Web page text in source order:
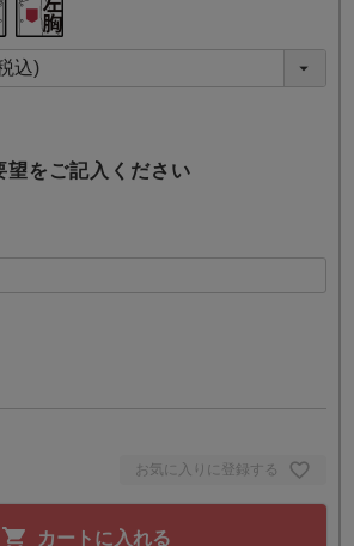
お気に入りに登録する
カートに入れる
須
)
望をご記入ください